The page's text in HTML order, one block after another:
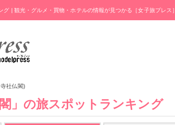
| 観光・グルメ・買物・ホテルの情報が見つかる［女子旅プレス］
社仏閣)
閣」の旅スポットランキング